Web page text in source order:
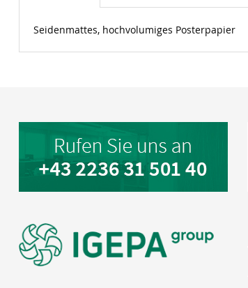
Seidenmattes, hochvolumiges Posterpapier